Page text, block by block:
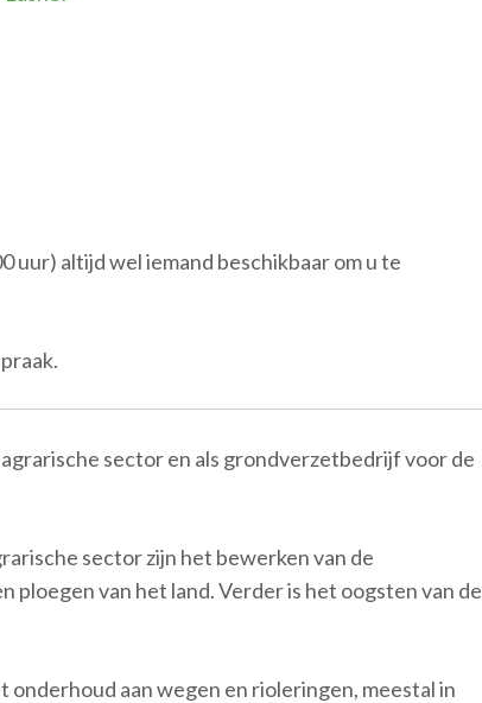
uur) altijd wel iemand beschikbaar om u te
sector en als grondverzetbedrijf voor de
sector zijn het bewerken van de
ploegen van het land. Verder is het oogsten van de
aan wegen en rioleringen, meestal in